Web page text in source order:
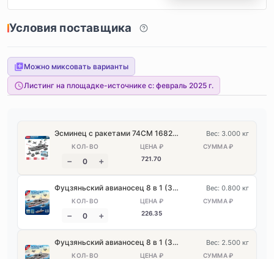
Условия поставщика
Можно миксовать варианты
Листинг на площадке-источнике с: февраль 2025 г.
Эсминец с ракетами 74CM 1682PCS 6 в 1 [Подарочный набор в ручной коробке]
721.70
Вес: 3.000 кг
Фуцзяньский авианосец 8 в 1 (32 см) 546 шт. [в пакете]
226.35
Вес: 0.800 кг
Фуцзяньский авианосец 8 в 1 (32 см) — 546 шт. [в цветной коробке] Вес: 2.500 кг